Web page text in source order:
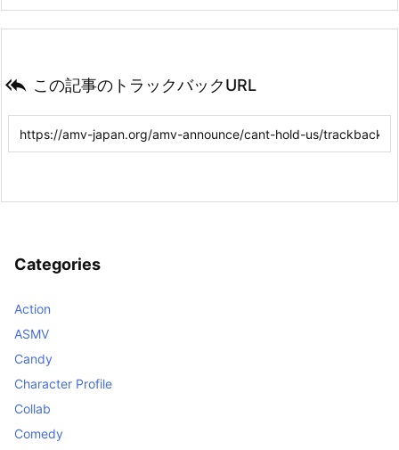
 この記事のトラックバックURL
Categories
Action
ASMV
Candy
Character Profile
Collab
Comedy